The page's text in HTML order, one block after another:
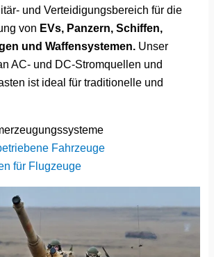
und Verteidigungsbereich für die
von EVs, Panzern, Schiffen,
und Waffensystemen. Unser
AC- und DC-Stromquellen und
ist ideal für traditionelle und
Fahrzeuge
für Flugzeuge